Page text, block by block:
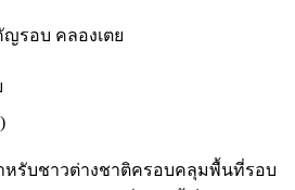
ญรอบ คลองเตย
หรับชาวต่างชาติครอบคลุมพื้นที่รอบ